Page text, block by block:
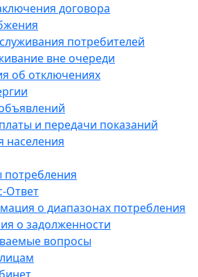
договора
потребителей
вне очереди
об отключениях
и передачи показаний
населения
Ответ
о диапазонах потребления
о задолженности
вопросы